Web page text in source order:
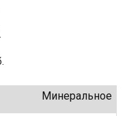
Минеральное